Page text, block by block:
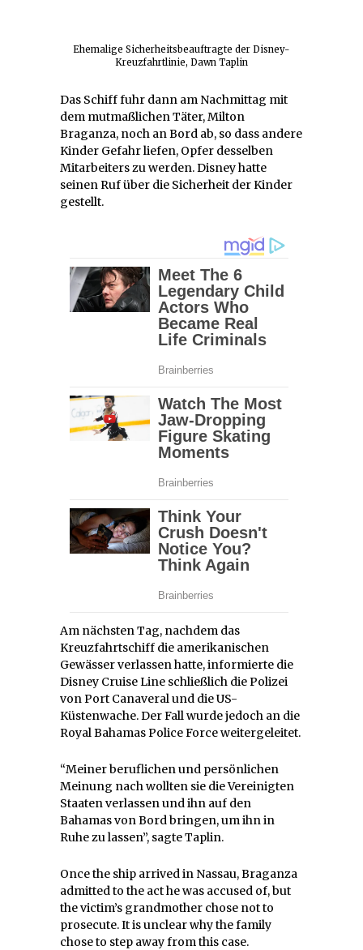
Ehemalige Sicherheitsbeauftragte der Disney-
Kreuzfahrtlinie, Dawn Taplin
Das Schiff fuhr dann am Nachmittag mit
dem mutmaßlichen Täter, Milton
Braganza, noch an Bord ab, so dass andere
Kinder Gefahr liefen, Opfer desselben
Mitarbeiters zu werden. Disney hatte
seinen Ruf über die Sicherheit der Kinder
gestellt.
Am nächsten Tag, nachdem das
Kreuzfahrtschiff die amerikanischen
Gewässer verlassen hatte, informierte die
Disney Cruise Line schließlich die Polizei
von Port Canaveral und die US-
Küstenwache. Der Fall wurde jedoch an die
Royal Bahamas Police Force weitergeleitet.
“Meiner beruflichen und persönlichen
Meinung nach wollten sie die Vereinigten
Staaten verlassen und ihn auf den
Bahamas von Bord bringen, um ihn in
Ruhe zu lassen”, sagte Taplin.
Once the ship arrived in Nassau, Braganza
admitted to the act he was accused of, but
the victim’s grandmother chose not to
prosecute. It is unclear why the family
chose to step away from this case.